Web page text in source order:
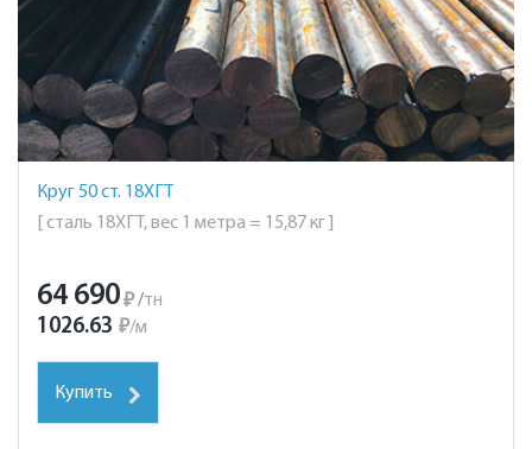
Круг 50 ст. 18ХГТ
[ сталь 18ХГТ, вес 1 метра = 15,87 кг ]
64 690₽ /тн
1026.63 ₽/м
Купить